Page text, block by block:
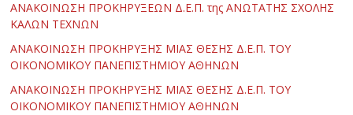
ΑΝΑΚΟΙΝΩΣΗ ΠΡΟΚΗΡΥΞΕΩΝ Δ.Ε.Π. της ΑΝΩΤΑΤΗΣ ΣΧΟΛΗΣ
ΚΑΛΩΝ ΤΕΧΝΩΝ
ΑΝΑΚΟΙΝΩΣΗ ΠΡΟΚΗΡΥΞΗΣ ΜΙΑΣ ΘΕΣΗΣ Δ.Ε.Π. ΤΟΥ
ΟΙΚΟΝΟΜΙΚΟΥ ΠΑΝΕΠΙΣΤΗΜΙΟΥ ΑΘΗΝΩΝ
ΑΝΑΚΟΙΝΩΣΗ ΠΡΟΚΗΡΥΞΗΣ ΜΙΑΣ ΘΕΣΗΣ Δ.Ε.Π. ΤΟΥ
ΟΙΚΟΝΟΜΙΚΟΥ ΠΑΝΕΠΙΣΤΗΜΙΟΥ ΑΘΗΝΩΝ